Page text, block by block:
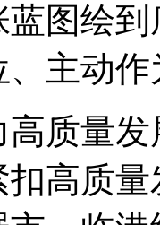
蓝图绘
主动
质量发
扣高质